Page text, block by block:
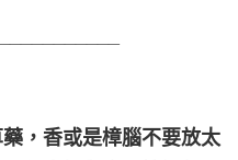
，香或是樟腦不要放太